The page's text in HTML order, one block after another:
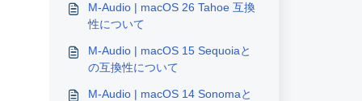
M-Audio | macOS 26 Tahoe 互換
性について
M-Audio | macOS 15 Sequoiaと
の互換性について
M-Audio | macOS 14 Sonomaと